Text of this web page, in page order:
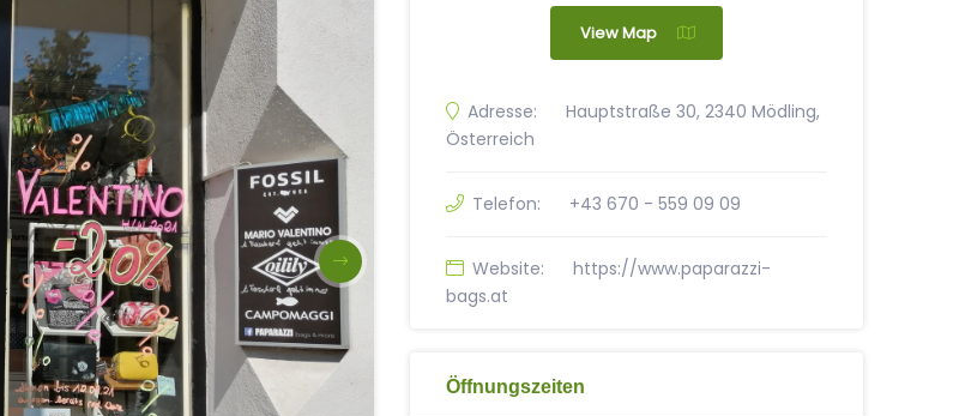
View Map
Adresse:
Hauptstraße 30, 2340 Mödling,
Österreich
Telefon: +43 670 - 559 09 09
Website:
https://www.paparazzi-
bags.at
Öffnungszeiten